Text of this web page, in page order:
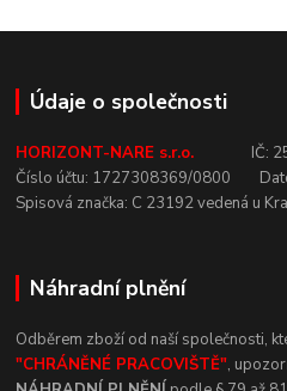
Údaje o společnosti
HORIZONT-NARE s.r.o. IČ:
Číslo účtu: 1727308369/0800
Spisová značka: C 23192vedená u
Náhradní plnění
Odběrem zboží od naší společnosti,
"CHRÁNĚNÉ PRACOVIŠTĚ",